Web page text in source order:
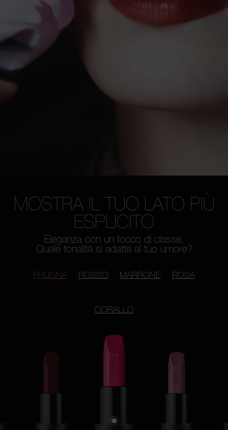
MOSTRA IL TUO LATO PIÙ
ESPLICITO
Eleganza con un tocco di classe.
Quale tonalità si adatta al tuo umore?
PRUGNA ROSSO MARRONE ROSA
CORALLO